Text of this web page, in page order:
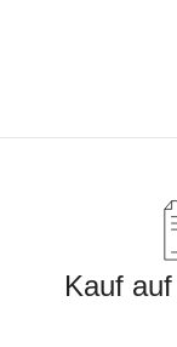
Kauf